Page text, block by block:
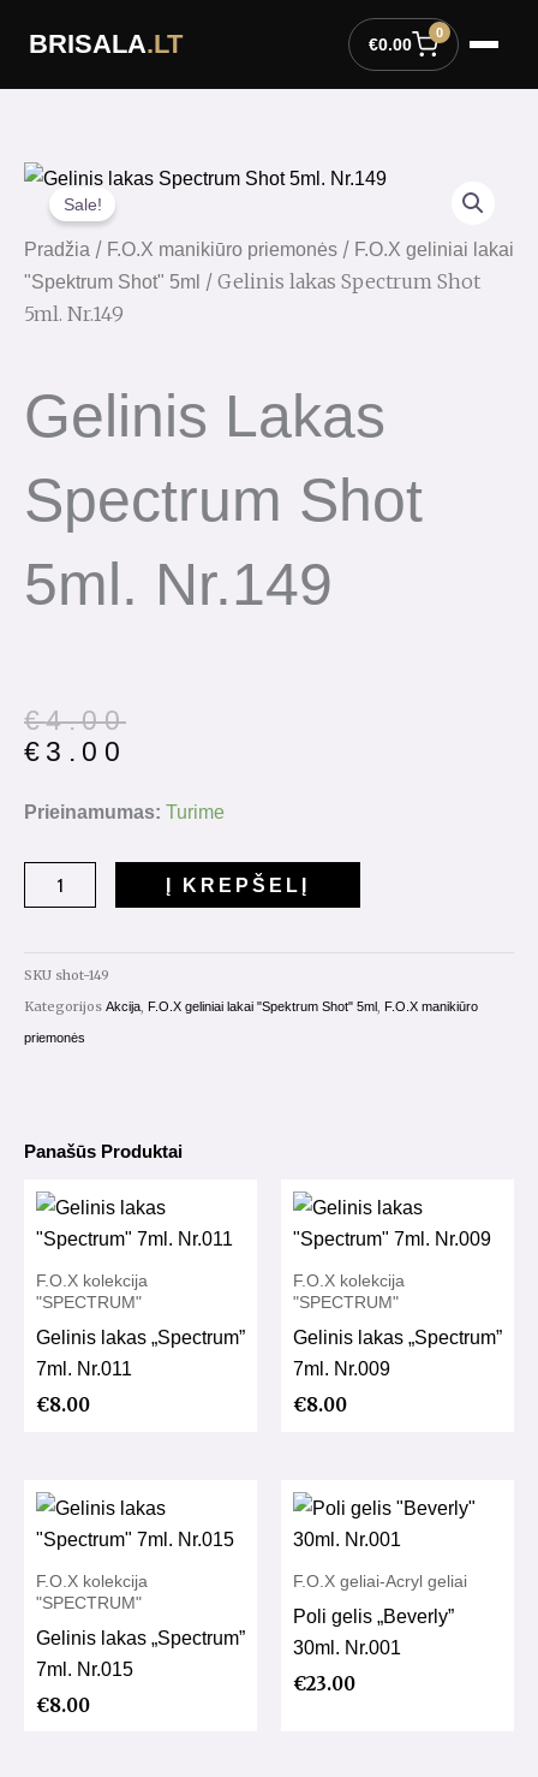
BRISALA.LT €0.00
0
Sale!
Pradžia / F.O.X manikiūro priemonės / F.O.X geliniai lakai
"Spektrum Shot" 5ml / Gelinis lakas Spectrum Shot
5ml. Nr.149
Gelinis Lakas
Spectrum Shot
5ml. Nr.149
€4.00
Original
price
€4.00.
€ 3.00
Current
price
€3.00.
Prieinamumas: Turime
produkto
lakas
Shot
5ml.
Nr.149
Į KREPŠELĮ
SKU shot-149
Kategorijos Akcija, F.O.X geliniai lakai "Spektrum Shot" 5ml, F.O.X manikiūro
priemonės
Panašūs Produktai
F.O.X kolekcija
"SPECTRUM"
Gelinis lakas „Spectrum”
7ml. Nr.011
€8.00
F.O.X kolekcija
"SPECTRUM"
Gelinis lakas „Spectrum”
7ml. Nr.009
€8.00
F.O.X kolekcija
"SPECTRUM"
Gelinis lakas „Spectrum”
7ml. Nr.015
€8.00
F.O.X geliai-Acryl geliai
Poli gelis „Beverly”
30ml. Nr.001
€23.00